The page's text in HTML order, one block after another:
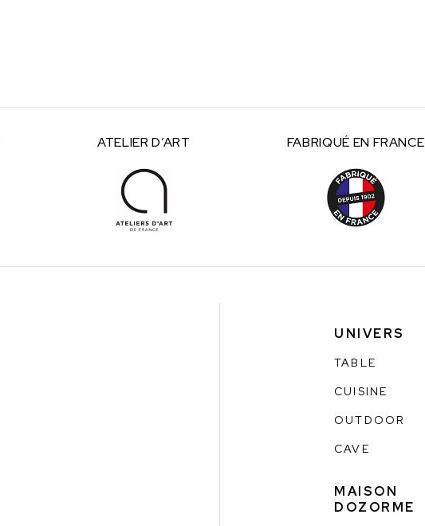
ATELIERD’ART FABRIQUÉ EN FRANCE
UNIVERS
TABLE
CUISINE
OUTDOOR
CAVE
MAISON
DOZORME